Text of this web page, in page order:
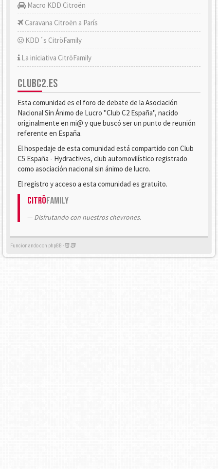
Macro KDD Citroën
Caravana Citroën a París
KDD´s CitröFamily
La iniciativa CitröFamily
CLUBC2.ES
Esta comunidad es el foro de debate de la Asociación
Nacional Sin Ánimo de Lucro "Club C2 España", nacido
originalmente en mi@ y que buscó ser un punto de reunión
referente en España.
El hospedaje de esta comunidad está compartido con Club
C5 España - Hydractives, club automovilístico registrado
como asociación nacional sin ánimo de lucro.
El registro y acceso a esta comunidad es gratuito.
CitröFamily
Disfrutando con nuestros chevrones.
Funcionando con phpBB -